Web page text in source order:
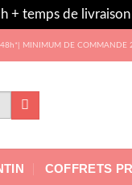
+ temps de
48h*| MINIMUM DE COMMANDE
COFFRETS